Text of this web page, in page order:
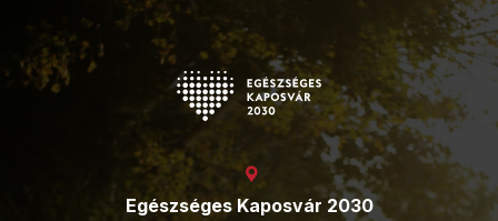
Egészséges Kaposvár 2030